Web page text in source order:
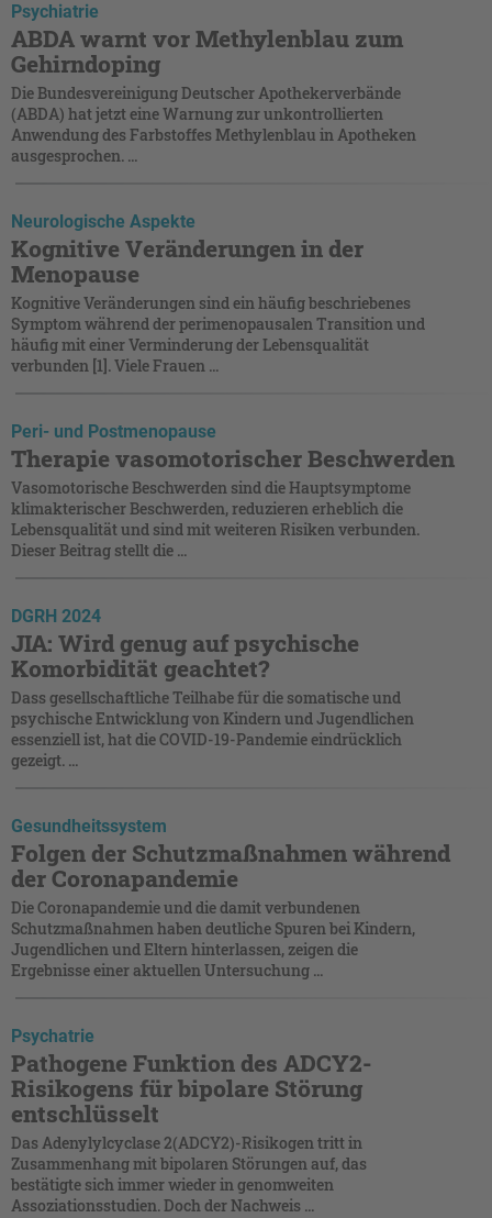
Psychiatrie
ABDA warnt vor Methylenblau zum
Gehirndoping
Die Bundesvereinigung Deutscher Apothekerverbände
(ABDA) hat jetzt eine Warnung zur unkontrollierten
Anwendung des Farbstoffes Methylenblau in Apotheken
ausgesprochen. ...
Neurologische Aspekte
Kognitive Veränderungen in der
Menopause
Kognitive Veränderungen sind ein häufig beschriebenes
Symptom während der perimenopausalen Transition und
häufig mit einer Verminderung der Lebensqualität
verbunden [1]. Viele Frauen ...
Peri- und Postmenopause
Therapie vasomotorischer Beschwerden
Vasomotorische Beschwerden sind die Hauptsymptome
klimakterischer Beschwerden, reduzieren erheblich die
Lebensqualität und sind mit weiteren Risiken verbunden.
Dieser Beitrag stellt die ...
DGRH 2024
JIA: Wird genug auf psychische
Komorbidität geachtet?
Dass gesellschaftliche Teilhabe für die somatische und
psychische Entwicklung von Kindern und Jugendlichen
essenziell ist, hat die COVID-19-Pandemie eindrücklich
gezeigt. ...
Gesundheitssystem
Folgen der Schutzmaßnahmen während
der Coronapandemie
Die Coronapandemie und die damit verbundenen
Schutzmaßnahmen haben deutliche Spuren bei Kindern,
Jugendlichen und Eltern hinterlassen, zeigen die
Ergebnisse einer aktuellen Untersuchung ...
Psychatrie
Pathogene Funktion des ADCY2-
Risikogens für bipolare Störung
entschlüsselt
Das Adenylylcyclase 2(ADCY2)-Risikogen tritt in
Zusammenhang mit bipolaren Störungen auf, das
bestätigte sich immer wieder in genomweiten
Assoziationsstudien. Doch der Nachweis ...